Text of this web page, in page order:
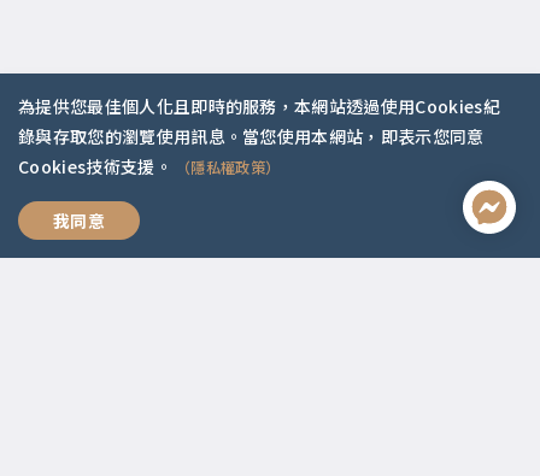
我們，好好愛
聯絡資訊
啟點文化(統一編號:54296775)
02-2292-2086
service@koob.com.tw
為提供您最佳個人化且即時的服務，本網站透過使用Cookies紀
錄與存取您的瀏覽使用訊息。當您使用本網站，即表示您同意
Cookies技術支援。
（隱私權政策）
我同意